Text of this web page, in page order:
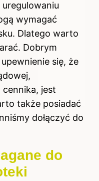
wymagać
Dlatego warto
Dobrym
się, że
jest
także posiadać
dołączyć do
do